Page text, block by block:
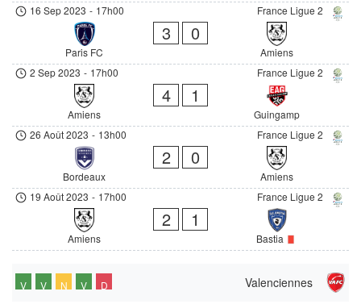
France Ligue 2
16 Sep 2023 - 17h00
Paris FC
3 0
Amiens
France Ligue 2
2 Sep 2023 - 17h00
Amiens
4 1
Guingamp
France Ligue 2
26 Août 2023 - 13h00
Bordeaux
2 0
Amiens
France Ligue 2
19 Août 2023 - 17h00
Amiens
2 1
Bastia
Valenciennes
V V N V D